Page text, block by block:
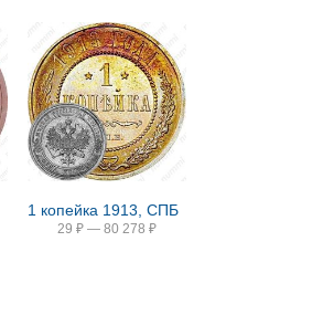
1 копейка 1913, СПБ
29 ₽ — 80 278 ₽